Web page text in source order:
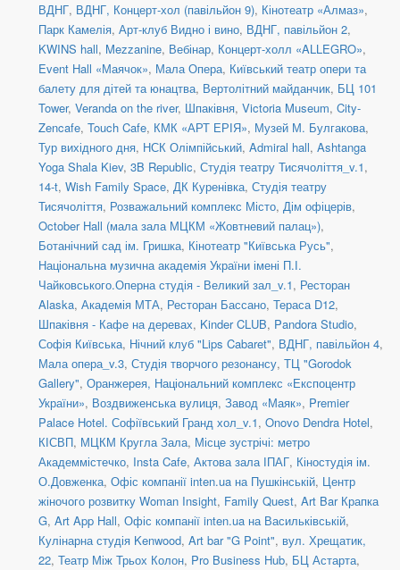
ВДНГ, ВДНГ, Концерт-хол (павільйон 9), Кінотеатр «Алмаз»,
Парк Камелія, Арт-клуб Видно і вино, ВДНГ, павільйон 2,
KWINS hall, Mezzanine, Вебінар, Концерт-холл «ALLEGRO»,
Event Hall «Маячок», Мала Опера, Київський театр опери та
балету для дітей та юнацтва, Вертолітний майданчик, БЦ 101
Tower, Veranda on the river, Шпаківня, Victoria Museum, City-
Zencafe, Touch Cafe, КМК «АРТ ЕРІЯ», Музей М. Булгакова,
Тур вихідного дня, НСК Олімпійський, Admiral hall, Ashtanga
Yoga Shala Kiev, 3B Republic, Студія театру Тисячоліття_v.1,
14-t, Wish Family Space, ДК Куренівка, Студія театру
Тисячоліття, Розважальний комплекс Місто, Дім офіцерів,
October Hall (мала зала МЦКМ «Жовтневий палац»),
Ботанічний сад ім. Гришка, Кінотеатр "Київська Русь",
Національна музична академія України імені П.І.
Чайковського.Оперна студія - Великий зал_v.1, Ресторан
Alaska, Академія МТА, Ресторан Бассано, Тераса D12,
Шпаківня - Кафе на деревах, Kinder CLUB, Pandora Studio,
Софія Київська, Нічний клуб "Lips Cabaret", ВДНГ, павільйон 4,
Мала опера_v.3, Студія творчого резонансу, ТЦ "Gorodok
Gallery", Оранжерея, Національний комплекс «Експоцентр
України», Воздвиженська вулиця, Завод «Маяк», Premier
Palace Hotel. Софіївський Гранд хол_v.1, Onovo Dendra Hotel,
КІСВП, МЦКМ Кругла Зала, Місце зустрічі: метро
Академмістечко, Insta Cafe, Актова зала ІПАГ, Кіностудія ім.
О.Довженка, Офіс компанії inten.ua на Пушкінській, Центр
жіночого розвитку Woman Insight, Family Quest, Art Bar Крапка
G, Art App Hall, Офіс компанії inten.ua на Васильківській,
Кулінарна студія Kenwood, Art bar "G Point", вул. Хрещатик,
22, Театр Між Трьох Колон, Pro Business Hub, БЦ Астарта,